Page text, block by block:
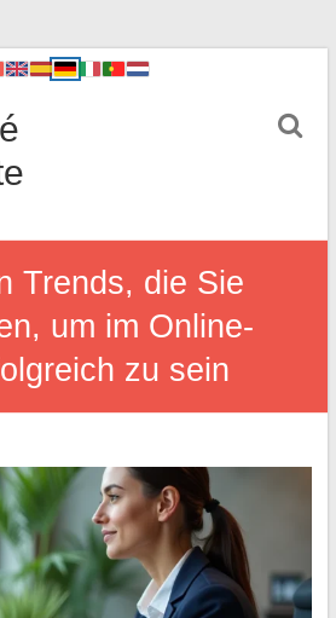
Trends, die Sie
um im Online-
zu sein